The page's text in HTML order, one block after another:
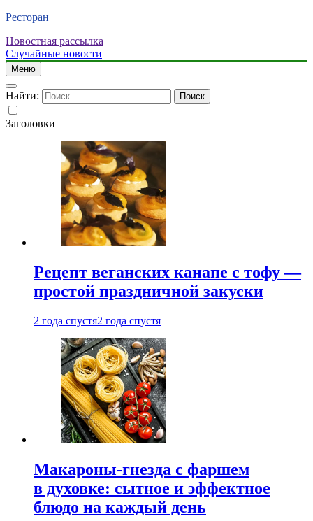
Ресторан
Новостная рассылка
Случайные новости
Меню
Найти:
Заголовки
Рецепт веганских канапе с тофу —
простой праздничной закуски
2 года спустя2 года спустя
Макароны-гнезда с фаршем
в духовке: сытное и эффектное
блюдо на каждый день